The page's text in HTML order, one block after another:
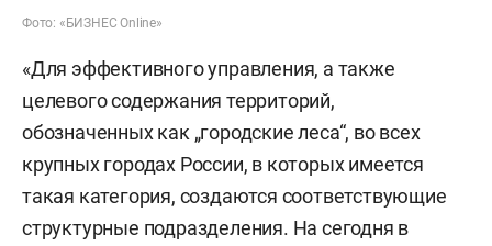
Фото: «БИЗНЕС Online»
«Для эффективного управления, а также
целевого содержания территорий,
обозначенных как „городские леса“, во всех
крупных городах России, в которых имеется
такая категория, создаются соответствующие
структурные подразделения. На сегодня в